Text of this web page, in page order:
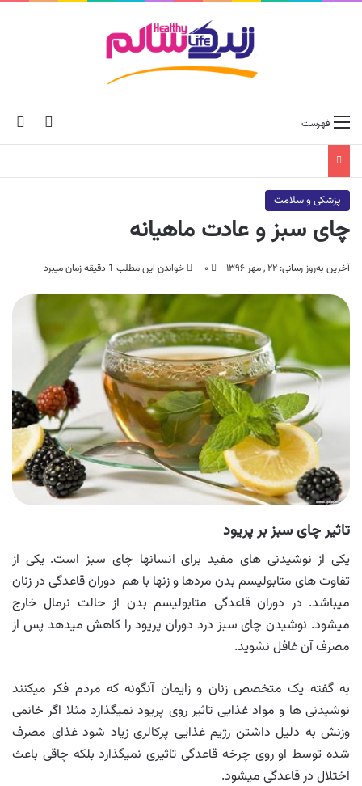
skin فهرست
پزشکی و سلامت
چای سبز و عادت ماهیانه
آخرین به‌روز رسانی: ۲۲ , مهر ۱۳۹۶ ۰ خواندن این مطلب 1 دقیقه زمان میبرد
تاثیر چای سبز بر پریود
یکی از نوشیدنی های مفید برای انسانها چای سبز است. یکی از
تفاوت های متابولیسم بدن مردها و زنها با هم دوران قاعدگی در زنان
میباشد. در دوران قاعدگی متابولیسم بدن از حالت نرمال خارج
میشود. نوشیدن چای سبز درد دوران پریود را کاهش میدهد پس از
مصرف آن غافل نشوید.
به گفته یک متخصص زنان و زایمان آنگونه که مردم فکر میکنند
نوشیدنی ها و مواد غذایی تاثیر روی پریود نمیگذارد مثلا اگر خانمی
وزنش به دلیل داشتن رژیم غذایی پرکالری زیاد شود غذای مصرف
شده توسط او روی چرخه قاعدگی تاثیری نمیگذارد بلکه چاقی باعث
اختلال در قاعدگی میشود.